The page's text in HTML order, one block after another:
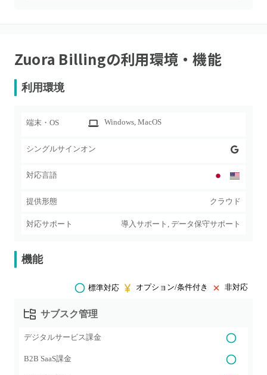
Zuora Billingの利用環境・機能
利用環境
端末・OS Windows, MacOS
シングルサインオン
対応言語
提供形態 クラウド
対応サポート 導入サポート, データ保守サポート
機能
標準対応 オプション/条件付き 非対応
サブスク管理
デジタルサービス課金
B2B SaaS課金